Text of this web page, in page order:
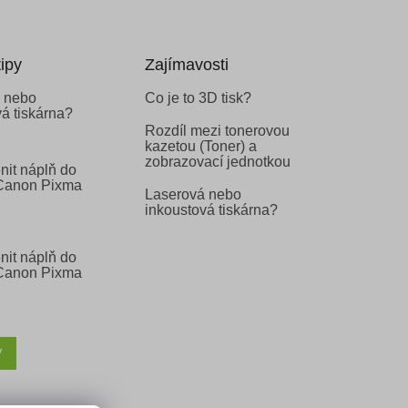
nebo
tiskárna?
náplň do
Pixma
náplň do
Pixma
Zajímavosti
Co je to 3D tisk?
Rozdíl mezi tonerovou
kazetou (Toner) a
zobrazovací jednotkou
Laserová nebo
inkoustová tiskárna?